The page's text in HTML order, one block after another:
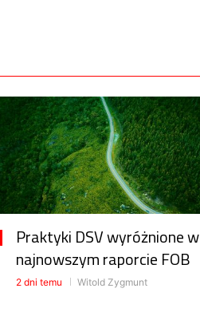
Praktyki DSV wyróżnione w
najnowszym raporcie FOB
2 dni temu Witold Zygmunt